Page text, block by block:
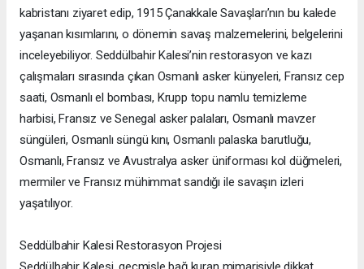
kabristanı ziyaret edip, 1915 Çanakkale Savaşları’nın bu kalede
yaşanan kısımlarını, o dönemin savaş malzemelerini, belgelerini
inceleyebiliyor. Seddülbahir Kalesi’nin restorasyon ve kazı
çalışmaları sırasında çıkan Osmanlı asker künyeleri, Fransız cep
saati, Osmanlı el bombası, Krupp topu namlu temizleme
harbisi, Fransız ve Senegal asker palaları, Osmanlı mavzer
süngüleri, Osmanlı süngü kını, Osmanlı palaska barutluğu,
Osmanlı, Fransız ve Avustralya asker üniforması kol düğmeleri,
mermiler ve Fransız mühimmat sandığı ile savaşın izleri
yaşatılıyor.
Seddülbahir Kalesi Restorasyon Projesi